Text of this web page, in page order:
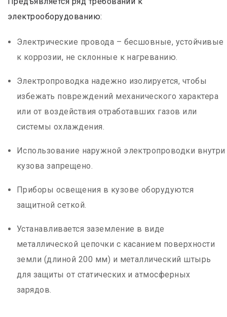
электрооборудованию:
Электрические провода – бесшовные, устойчивые
к коррозии, не склонные к нагреванию.
Электропроводка надежно изолируется, чтобы
избежать повреждений механического характера
или от воздействия отработавших газов или
системы охлаждения.
Использование наружной электропроводки внутри
кузова запрещено.
Приборы освещения в кузове оборудуются
защитной сеткой.
Устанавливается заземление в виде
металлической цепочки с касанием поверхности
земли (длиной 200 мм) и металлический штырь
для защиты от статических и атмосферных
зарядов.